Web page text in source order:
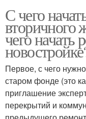
С чего
вторичного
чего начать
Первое, с чего
старом фонде (это
приглашение
перекрытий и